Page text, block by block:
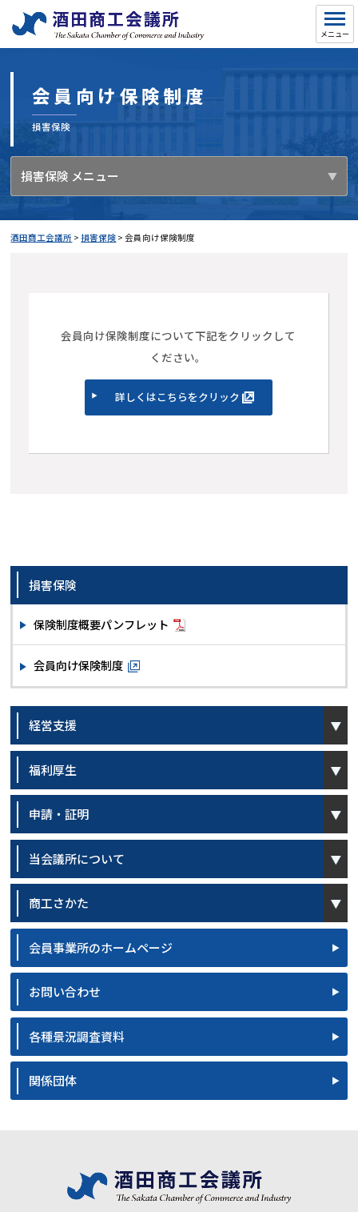
会員向け保険制度
損害保険
損害保険 メニュー
酒田商工会議所 >損害保険 >会員向け保険制度
会員向け保険制度について下記をクリックして
ください。
詳しくはこちらをクリック
損害保険
保険制度概要パンフレット
会員向け保険制度
経営支援
福利厚生
申請・証明
当会議所について
商工さかた
会員事業所のホームページ
お問い合わせ
各種景況調査資料
関係団体